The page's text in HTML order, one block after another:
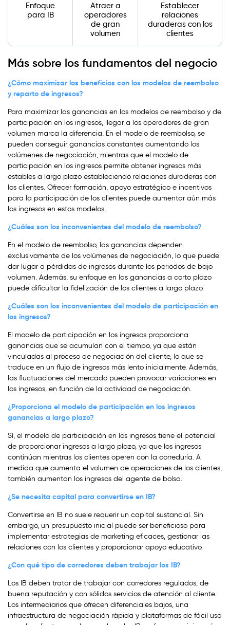
Enfoque
para IB
Atraer a
operadores
de gran
volumen
Establecer
relaciones
duraderas con los
clientes
Más sobre los fundamentos del negocio
¿Cómo maximizar los beneficios con los modelos de reembolso
y reparto de ingresos?
Para maximizar las ganancias en los modelos de reembolso y de
participación en los ingresos, llegar a los operadores de gran
volumen marca la diferencia. En el modelo de reembolso, se
pueden conseguir ganancias constantes aumentando los
volúmenes de negociación, mientras que el modelo de
participación en los ingresos permite obtener ingresos más
estables a largo plazo estableciendo relaciones duraderas con
los clientes. Ofrecer formación, apoyo estratégico e incentivos
para la participación de los clientes puede aumentar aún más
los ingresos en estos modelos.
¿Cuáles son los inconvenientes del modelo de reembolso?
En el modelo de reembolso, las ganancias dependen
exclusivamente de los volúmenes de negociación, lo que puede
dar lugar a pérdidas de ingresos durante los periodos de bajo
volumen. Además, su enfoque en las ganancias a corto plazo
puede dificultar la fidelización de los clientes a largo plazo.
¿Cuáles son los inconvenientes del modelo de participación en
los ingresos?
El modelo de participación en los ingresos proporciona
ganancias que se acumulan con el tiempo, ya que están
vinculadas al proceso de negociación del cliente, lo que se
traduce en un flujo de ingresos más lento inicialmente. Además,
las fluctuaciones del mercado pueden provocar variaciones en
los ingresos, en función de la actividad de negociación.
¿Proporciona el modelo de participación en los ingresos
ganancias a largo plazo?
Sí, el modelo de participación en los ingresos tiene el potencial
de proporcionar ingresos a largo plazo, ya que los ingresos
continúan mientras los clientes operen con la correduría. A
medida que aumenta el volumen de operaciones de los clientes,
también aumentan los ingresos del agente de bolsa.
¿Se necesita capital para convertirse en IB?
Convertirse en IB no suele requerir un capital sustancial. Sin
embargo, un presupuesto inicial puede ser beneficioso para
implementar estrategias de marketing eficaces, gestionar las
relaciones con los clientes y proporcionar apoyo educativo.
¿Con qué tipo de corredores deben trabajar los IB?
Los IB deben tratar de trabajar con corredores regulados, de
buena reputación y con sólidos servicios de atención al cliente.
Los intermediarios que ofrecen diferenciales bajos, una
infraestructura de negociación rápida y plataformas de fácil uso